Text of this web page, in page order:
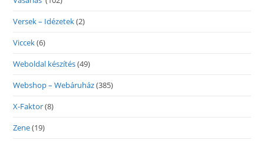
Versek – Idézetek(2)
Viccek(6)
Weboldal készítés(49)
Webshop – Webáruház(385)
X-Faktor(8)
Zene(19)